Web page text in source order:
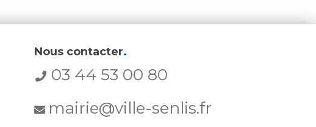
Nous contacter.
03 44 53 00 80
mairie@ville-senlis.fr